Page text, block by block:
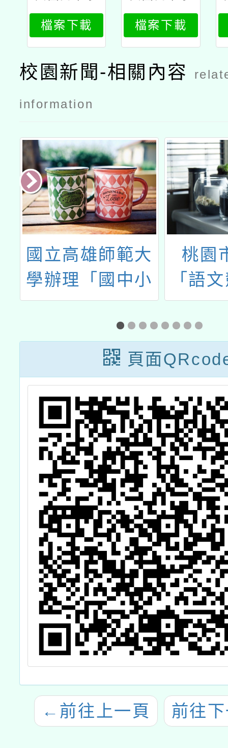
辦理「『桃
藝風情』補
助學校邀請
本土相關產
業業師到校
開課」一案
檔案下載
辦理「『桃
藝風情』補
助學校邀請
本土相關產
業業師到校
檔案下載
校園新聞-相關內容
information
國立高雄師範大
學辦理「國中小
科技教育及資訊
教育微課程教學
模組」推廣工作
坊
桃園
「語
學生
演說
頁面
← 前往上一頁 前往